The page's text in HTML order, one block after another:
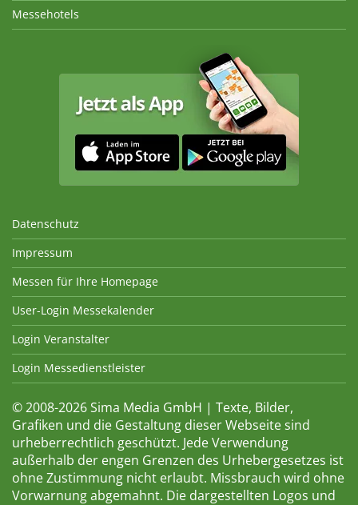
Messehotels
Datenschutz
Impressum
Messen für Ihre Homepage
User-Login Messekalender
Login Veranstalter
Login Messedienstleister
© 2008-2026 Sima Media GmbH | Texte, Bilder,
Grafiken und die Gestaltung dieser Webseite sind
urheberrechtlich geschützt. Jede Verwendung
außerhalb der engen Grenzen des Urhebergesetzes ist
ohne Zustimmung nicht erlaubt. Missbrauch wird ohne
Vorwarnung abgemahnt. Die dargestellten Logos und